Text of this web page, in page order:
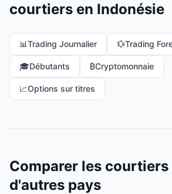
courtiers en Indonésie
📊Trading Journalier 💱Trading
🎓Débutants ₿Cryptomonnaie
📈Options sur titres
Comparer les courtiers
d'autres pays